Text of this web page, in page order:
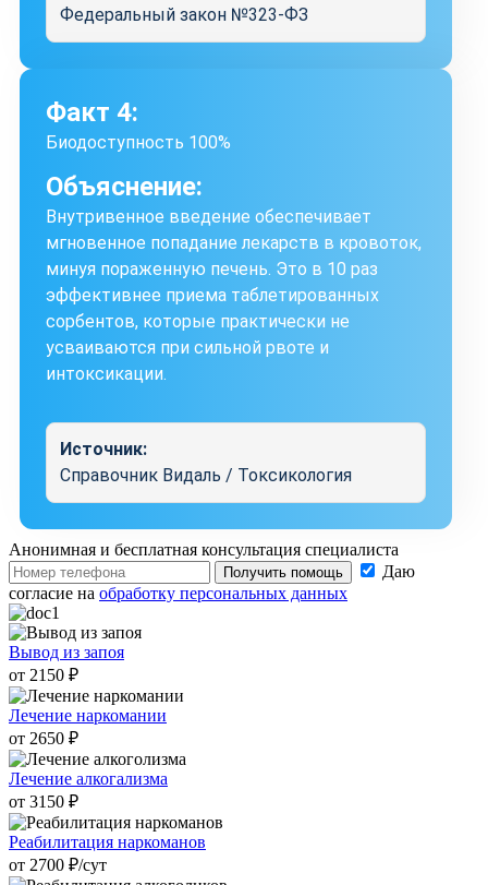
Федеральный закон №323-ФЗ
Факт 4:
Биодоступность 100%
Объяснение:
Внутривенное введение обеспечивает
мгновенное попадание лекарств в кровоток,
минуя пораженную печень. Это в 10 раз
эффективнее приема таблетированных
сорбентов, которые практически не
усваиваются при сильной рвоте и
интоксикации.
Источник:
Справочник Видаль / Токсикология
Анонимная и бесплатная консультация специалиста
Получить помощь
Даю
согласие на обработку персональных данных
Вывод из запоя
от 2150 ₽
Лечение наркомании
от 2650 ₽
Лечение алкогализма
от 3150 ₽
Реабилитация наркоманов
от 2700 ₽/cут